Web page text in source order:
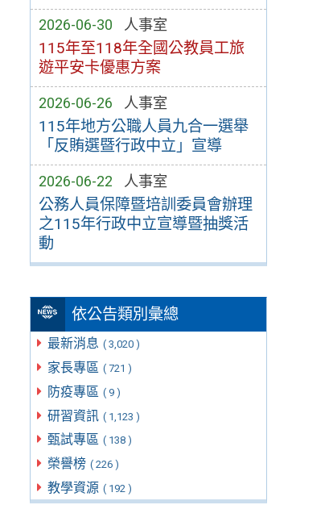
2026-06-30 人事室
115年至118年全國公教員工旅
遊平安卡優惠方案
2026-06-26 人事室
115年地方公職人員九合一選舉
「反賄選暨行政中立」宣導
2026-06-22 人事室
公務人員保障暨培訓委員會辦理
之115年行政中立宣導暨抽獎活
動
依公告類別彙總
最新消息 ( 3,020 )
家長專區 ( 721 )
防疫專區 ( 9 )
研習資訊 ( 1,123 )
甄試專區 ( 138 )
榮譽榜 ( 226 )
教學資源 ( 192 )